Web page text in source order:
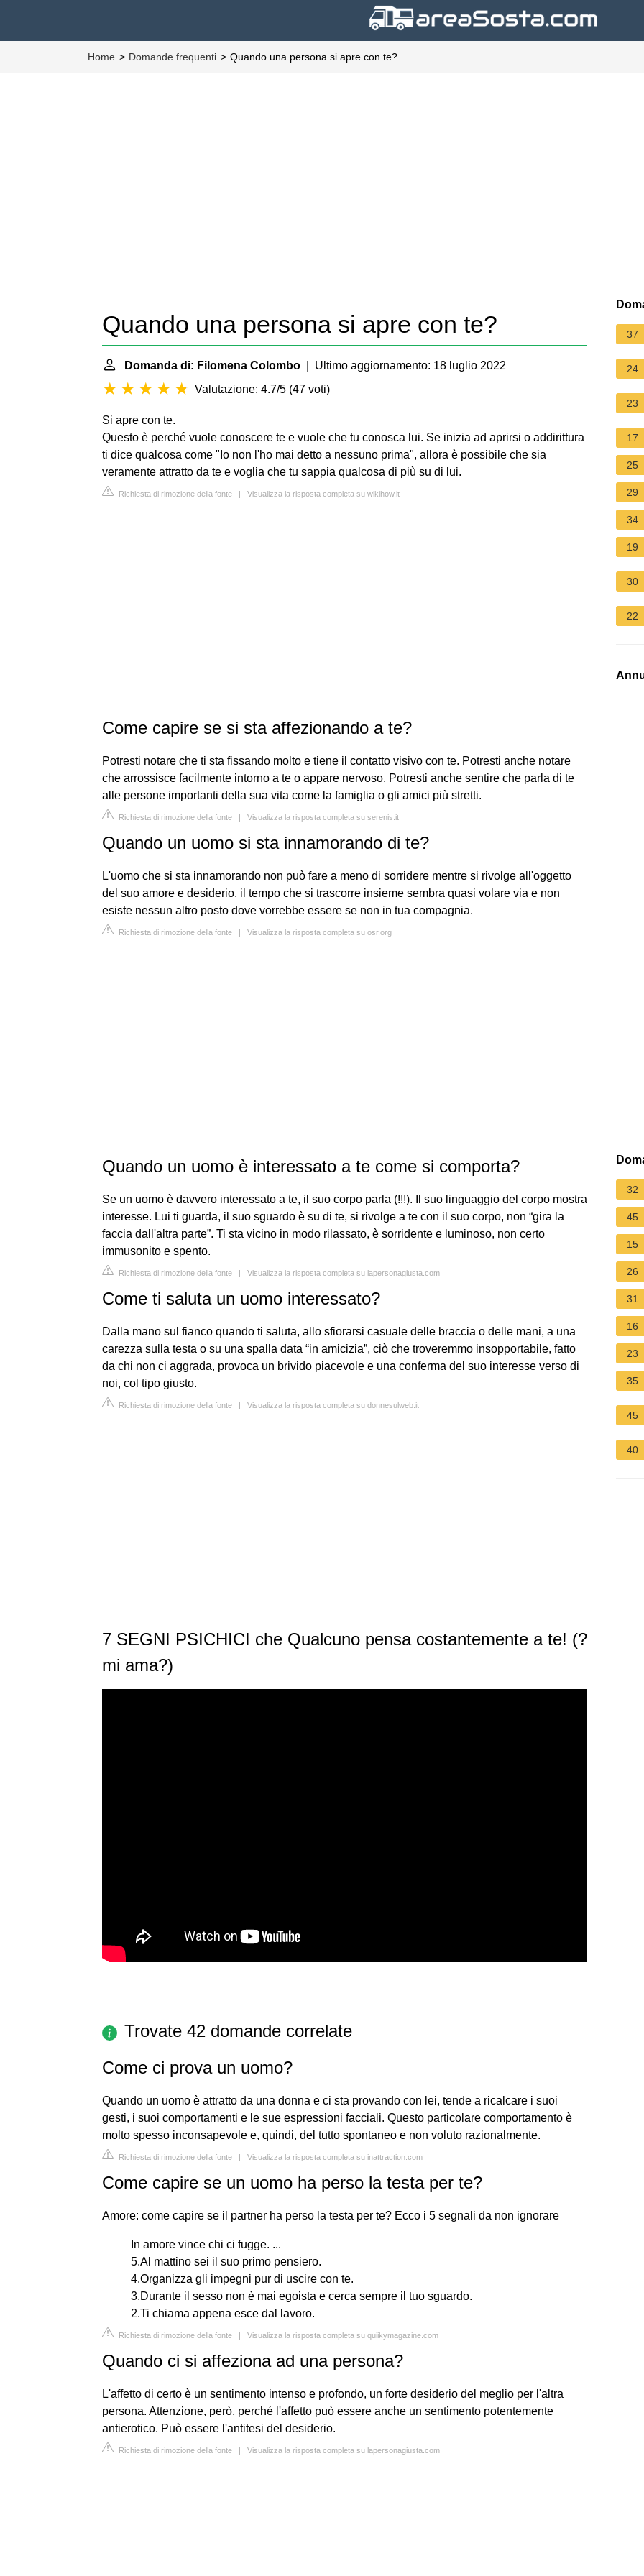
Home Domande frequenti Quando una persona si apre con te?
Quando una persona si apre con te?
Domanda di: Filomena Colombo | Ultimo aggiornamento: 18 luglio 2022
Valutazione: 4.7/5 (47 voti)
Si apre con te.
Questo è perché vuole conoscere te e vuole che tu conosca lui. Se inizia ad aprirsi o addirittura
ti dice qualcosa come "Io non l'ho mai detto a nessuno prima", allora è possibile che sia
veramente attratto da te e voglia che tu sappia qualcosa di più su di lui.
Richiesta di rimozione della fonte | Visualizza la risposta completa su wikihow.it
Come capire se si sta affezionando a te?
Potresti notare che ti sta fissando molto e tiene il contatto visivo con te. Potresti anche notare
che arrossisce facilmente intorno a te o appare nervoso. Potresti anche sentire che parla di te
alle persone importanti della sua vita come la famiglia o gli amici più stretti.
Richiesta di rimozione della fonte | Visualizza la risposta completa su serenis.it
Quando un uomo si sta innamorando di te?
L'uomo che si sta innamorando non può fare a meno di sorridere mentre si rivolge all'oggetto
del suo amore e desiderio, il tempo che si trascorre insieme sembra quasi volare via e non
esiste nessun altro posto dove vorrebbe essere se non in tua compagnia.
Richiesta di rimozione della fonte | Visualizza la risposta completa su osr.org
Quando un uomo è interessato a te come si comporta?
Se un uomo è davvero interessato a te, il suo corpo parla (!!!). Il suo linguaggio del corpo mostra
interesse. Lui ti guarda, il suo sguardo è su di te, si rivolge a te con il suo corpo, non “gira la
faccia dall'altra parte”. Ti sta vicino in modo rilassato, è sorridente e luminoso, non certo
immusonito e spento.
Richiesta di rimozione della fonte | Visualizza la risposta completa su lapersonagiusta.com
Come ti saluta un uomo interessato?
Dalla mano sul fianco quando ti saluta, allo sfiorarsi casuale delle braccia o delle mani, a una
carezza sulla testa o su una spalla data “in amicizia”, ciò che troveremmo insopportabile, fatto
da chi non ci aggrada, provoca un brivido piacevole e una conferma del suo interesse verso di
noi, col tipo giusto.
Richiesta di rimozione della fonte | Visualizza la risposta completa su donnesulweb.it
7 SEGNI PSICHICI che Qualcuno pensa costantemente a te! (?
mi ama?)
Trovate 42 domande correlate
Come ci prova un uomo?
Quando un uomo è attratto da una donna e ci sta provando con lei, tende a ricalcare i suoi
gesti, i suoi comportamenti e le sue espressioni facciali. Questo particolare comportamento è
molto spesso inconsapevole e, quindi, del tutto spontaneo e non voluto razionalmente.
Richiesta di rimozione della fonte | Visualizza la risposta completa su inattraction.com
Come capire se un uomo ha perso la testa per te?
Amore: come capire se il partner ha perso la testa per te? Ecco i 5 segnali da non ignorare
In amore vince chi ci fugge. ...
5.Al mattino sei il suo primo pensiero.
4.Organizza gli impegni pur di uscire con te.
3.Durante il sesso non è mai egoista e cerca sempre il tuo sguardo.
2.Ti chiama appena esce dal lavoro.
Richiesta di rimozione della fonte | Visualizza la risposta completa su quiikymagazine.com
Quando ci si affeziona ad una persona?
L'affetto di certo è un sentimento intenso e profondo, un forte desiderio del meglio per l'altra
persona. Attenzione, però, perché l'affetto può essere anche un sentimento potentemente
antierotico. Può essere l'antitesi del desiderio.
Richiesta di rimozione della fonte | Visualizza la risposta completa su lapersonagiusta.com
37
24
23
17
25
29
34
19
30
22
32
45
15
26
31
16
23
35
45
40